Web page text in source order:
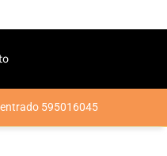
595016045